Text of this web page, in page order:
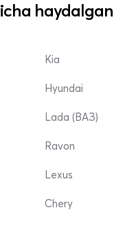
haydalgan
Kia
Hyundai
Lada (ВАЗ)
Ravon
Lexus
Chery